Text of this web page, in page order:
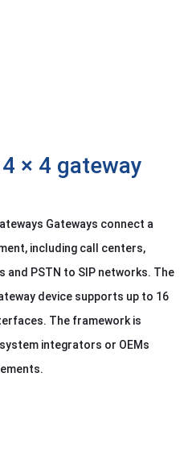
× 4 gateway
Gateways connect a
including call centers,
and PSTN to SIP networks. The
device supports up to 16
The framework is
integrators or OEMs